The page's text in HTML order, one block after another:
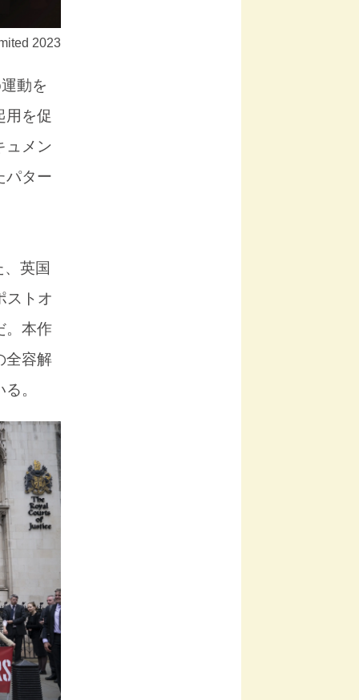
2023
動を
用を促
ュメン
パター
英国
ストオ
。本作
全容解
。